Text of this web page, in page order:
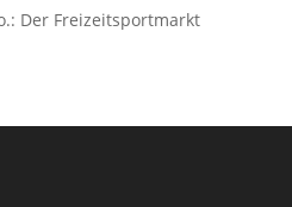
Der Freizeitsportmarkt